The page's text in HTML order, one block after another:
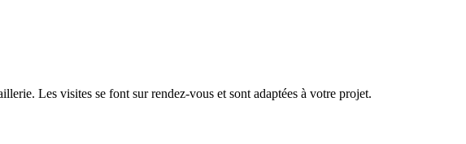
Les visites se font sur rendez-vous et sont adaptées à votre projet.